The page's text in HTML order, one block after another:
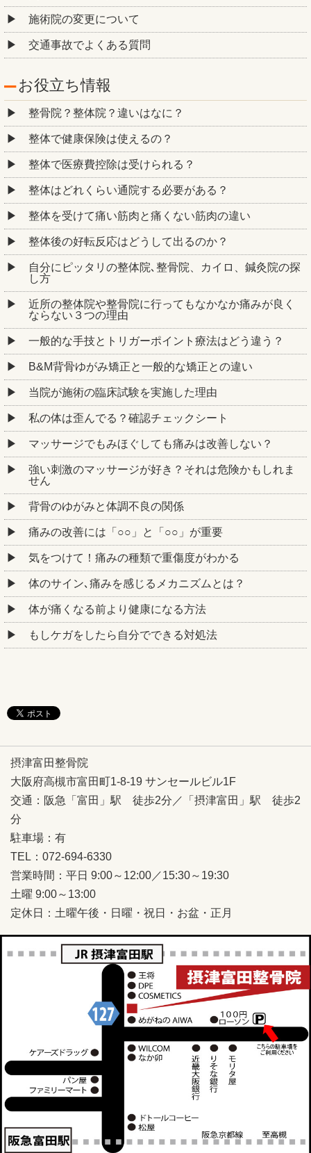
施術院の変更について
交通事故でよくある質問
お役立ち情報
整骨院？整体院？違いはなに？
整体で健康保険は使えるの？
整体で医療費控除は受けられる？
整体はどれくらい通院する必要がある？
整体を受けて痛い筋肉と痛くない筋肉の違い
整体後の好転反応はどうして出るのか？
自分にピッタリの整体院､整骨院、カイロ、鍼灸院の探
し方
近所の整体院や整骨院に行ってもなかなか痛みが良く
ならない３つの理由
一般的な手技とトリガーポイント療法はどう違う？
B&M背骨ゆがみ矯正と一般的な矯正との違い
当院が施術の臨床試験を実施した理由
私の体は歪んでる？確認チェックシート
マッサージでもみほぐしても痛みは改善しない？
強い刺激のマッサージが好き？それは危険かもしれま
せん
背骨のゆがみと体調不良の関係
痛みの改善には「○○」と「○○」が重要
気をつけて！痛みの種類で重傷度がわかる
体のサイン､痛みを感じるメカニズムとは？
体が痛くなる前より健康になる方法
もしケガをしたら自分でできる対処法
摂津富田整骨院
大阪府高槻市富田町1-8-19 サンセールビル1F
交通：阪急「富田」駅 徒歩2分／「摂津富田」駅 徒歩2
分
駐車場：有
TEL：072-694-6330
営業時間：平日 9:00～12:00／15:30～19:30
土曜 9:00～13:00
定休日：土曜午後・日曜・祝日・お盆・正月